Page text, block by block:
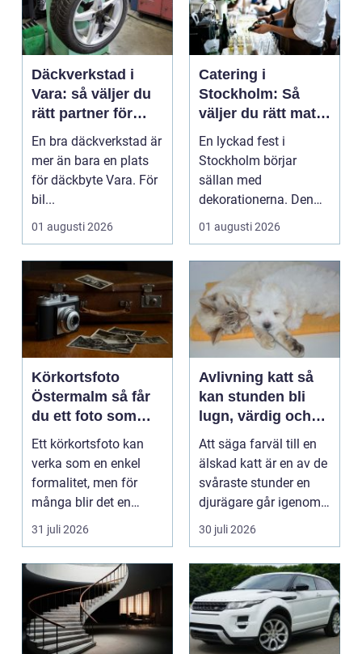
Däckverkstad i
Vara: så väljer du
rätt partner för
säker körning året
runt
En bra däckverkstad är
mer än bara en plats
för däckbyte Vara. För
bil...
01 augusti 2026
Catering i
Stockholm: Så
väljer du rätt mat
till ditt evenemang
En lyckad fest i
Stockholm börjar
sällan med
dekorationerna. Den
börjar i köket....
01 augusti 2026
Körkortsfoto
Östermalm så får
du ett foto som
alltid blir godkänt
Ett körkortsfoto kan
verka som en enkel
formalitet, men för
många blir det en
oväntad källa till str...
31 juli 2026
Avlivning katt så
kan stunden bli
lugn, värdig och
trygg
Att säga farväl till en
älskad katt är en av de
svåraste stunder en
djurägare går igenom.
Beslutet o...
30 juli 2026